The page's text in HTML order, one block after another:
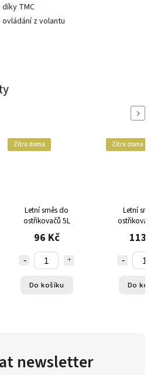
díky TMC
ovládání z volantu
Zítra doma
Letní směs do
ostřikovačů 5L
96 Kč
Do košíku
Zítra doma
Letní
113
Do
Next
newsletter